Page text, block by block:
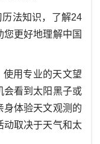
法知识，了解24
更好地理解中国
用专业的天文望
会看到太阳黑子或
身体验天文观测的
动取决于天气和太